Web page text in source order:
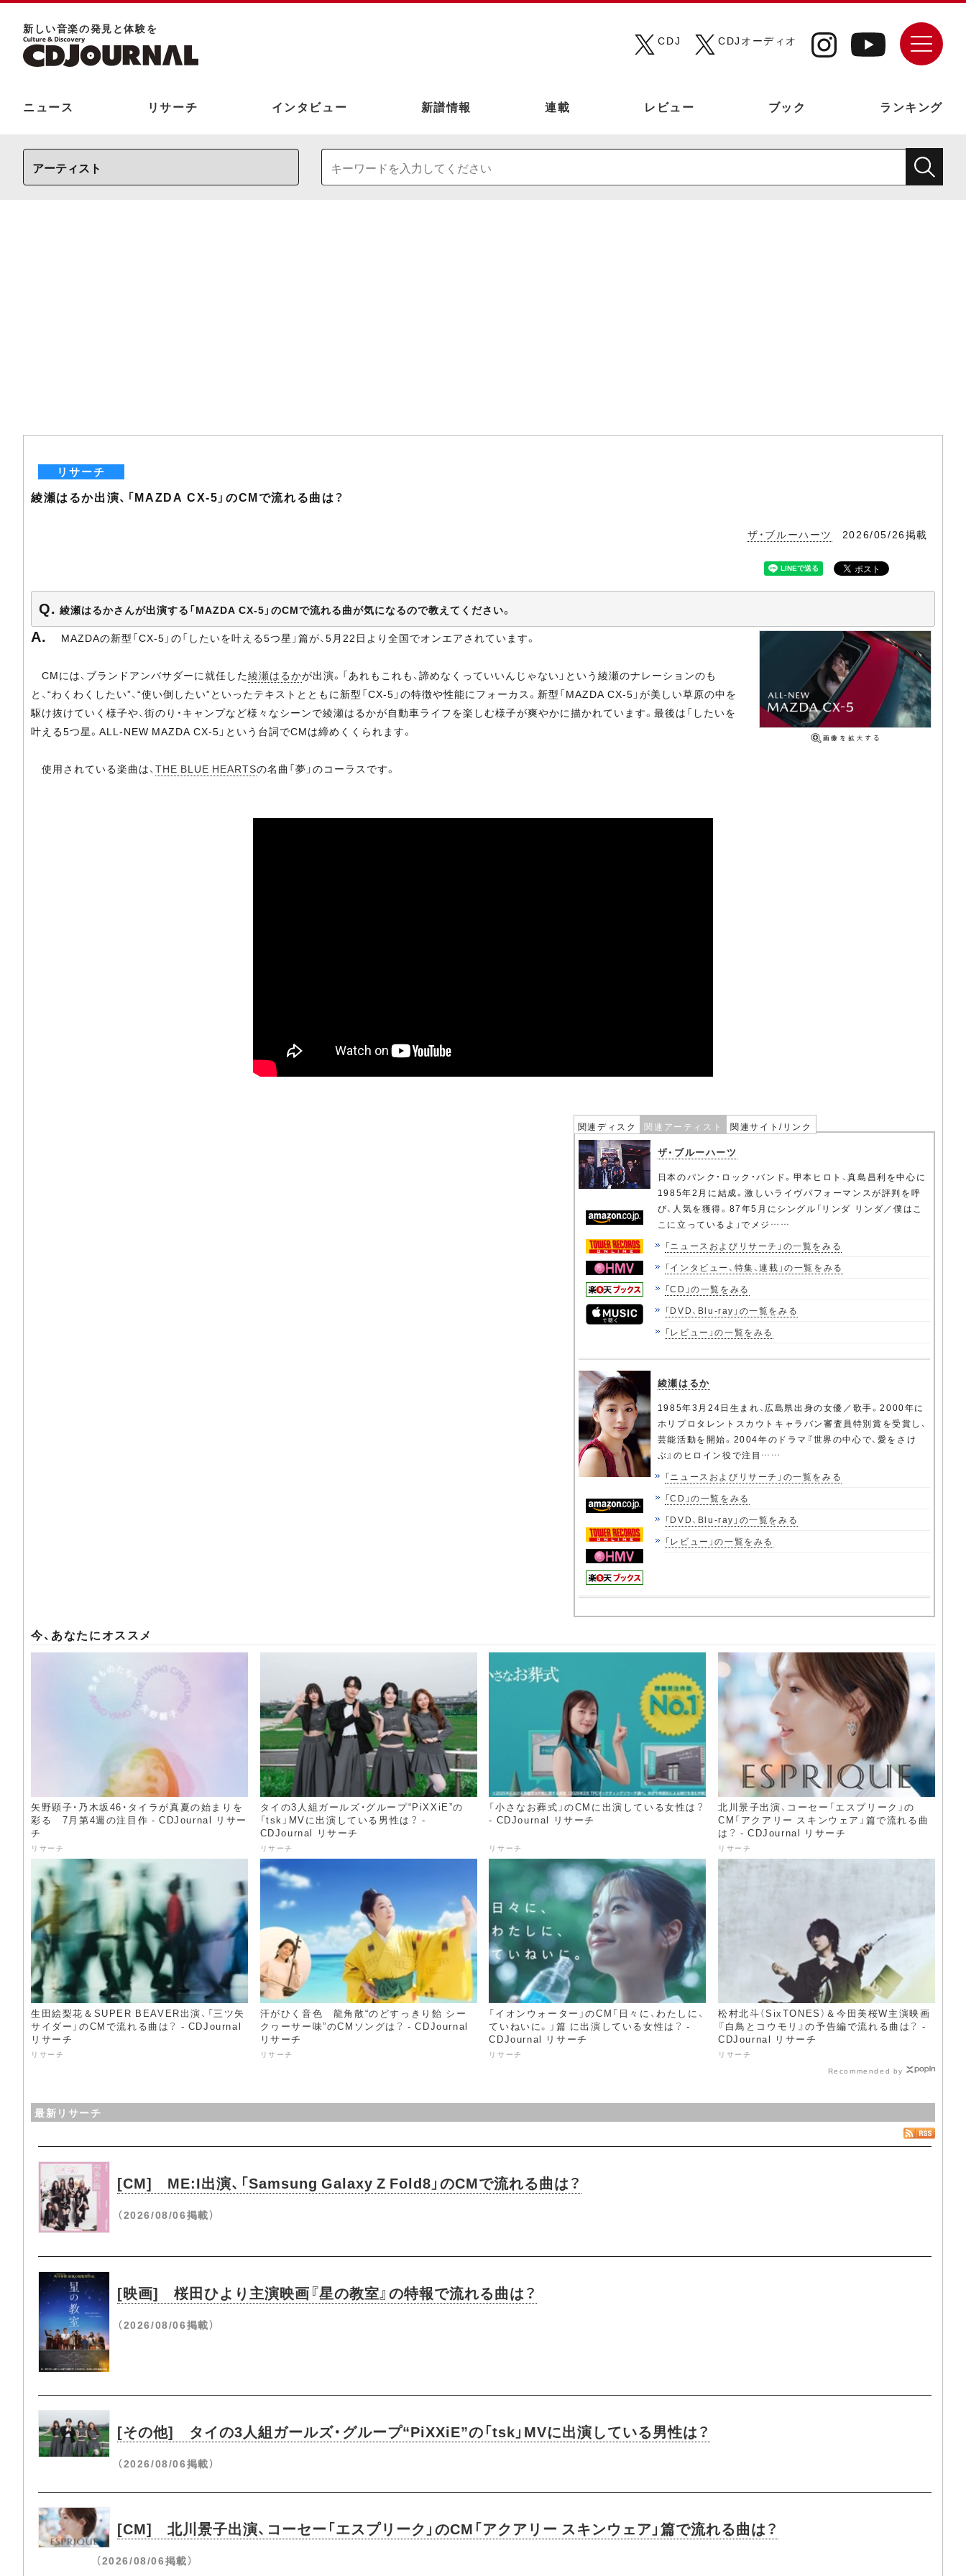
新しい⾳楽の発⾒と体験を
CDJ
CDJオーディオ
ニュース リサーチ インタビュー 新譜情報 連載 レビュー ブック ランキング
リサーチ
綾瀬はるか出演、「MAZDA CX-5」のCMで流れる曲は？
ザ・ブルーハーツ 2026/05/26掲載
綾瀬はるかさんが出演する「MAZDA CX-5」のCMで流れる曲が気になるので教えてください。
MAZDAの新型「CX-5」の「したいを叶える5つ星」篇が、5月22日より全国でオンエアされています。
CMには、ブランドアンバサダーに就任した綾瀬はるかが出演。「あれもこれも、諦めなくっていいんじゃない」という綾瀬のナレーションのも
と、“わくわくしたい”、“使い倒したい”といったテキストとともに新型「CX-5」の特徴や性能にフォーカス。新型「MAZDA CX-5」が美しい草原の中を
駆け抜けていく様子や、街のり・キャンプなど様々なシーンで綾瀬はるかが自動車ライフを楽しむ様子が爽やかに描かれています。最後は「したいを
叶える5つ星。ALL-NEW MAZDA CX-5」という台詞でCMは締めくくられます。
使用されている楽曲は、THE BLUE HEARTSの名曲「夢」のコーラスです。
関連ディスク 関連アーティスト 関連サイト/リンク
ザ・ブルーハーツ
日本のパンク・ロック・バンド。甲本ヒロト、真島昌利を中心に
1985年2月に結成。激しいライヴパフォーマンスが評判を呼
び、人気を獲得。87年5月にシングル「リンダ リンダ／僕はこ
こに立っているよ」でメジ……
「ニュースおよびリサーチ」の一覧をみる
「インタビュー、特集、連載」の一覧をみる
「CD」の一覧をみる
「DVD、Blu-ray」の一覧をみる
「レビュー」の一覧をみる
綾瀬はるか
1985年3月24日生まれ、広島県出身の女優／歌手。2000年に
ホリプロタレントスカウトキャラバン審査員特別賞を受賞し、
芸能活動を開始。2004年のドラマ『世界の中心で、愛をさけ
ぶ』のヒロイン役で注目……
「ニュースおよびリサーチ」の一覧をみる
「CD」の一覧をみる
「DVD、Blu-ray」の一覧をみる
「レビュー」の一覧をみる
今、あなたにオススメ
矢野顕子・乃木坂46・タイラが真夏の始まりを
彩る 7月第4週の注目作 - CDJournal リサー
チ
リサーチ
タイの3人組ガールズ・グループ“PiXXiE”の
「tsk」MVに出演している男性は？ -
CDJournal リサーチ
リサーチ
「小さなお葬式」のCMに出演している女性は？
- CDJournal リサーチ
リサーチ
北川景子出演、コーセー「エスプリーク」の
CM「アクアリー スキンウェア」篇で流れる曲
は？ - CDJournal リサーチ
リサーチ
生田絵梨花＆SUPER BEAVER出演、「三ツ矢
サイダー」のCMで流れる曲は？ - CDJournal
リサーチ
リサーチ
汗がひく音色 龍角散“のどすっきり飴 シー
クヮーサー味”のCMソングは？ - CDJournal
リサーチ
リサーチ
「イオンウォーター」のCM「日々に、わたしに、
ていねいに。」篇 に出演している女性は？ -
CDJournal リサーチ
リサーチ
松村北斗（SixTONES）＆今田美桜W主演映画
『白鳥とコウモリ』の予告編で流れる曲は？ -
CDJournal リサーチ
リサーチ
Recommended by
最新リサーチ
[CM] ME:I出演、「Samsung Galaxy Z Fold8」のCMで流れる曲は？
（2026/08/06掲載）
[映画] 桜田ひより主演映画『星の教室』の特報で流れる曲は？
（2026/08/06掲載）
[その他] タイの3人組ガールズ・グループ“PiXXiE”の「tsk」MVに出演している男性は？
（2026/08/06掲載）
[CM] 北川景子出演、コーセー「エスプリーク」のCM「アクアリー スキンウェア」篇で流れる曲は？
（2026/08/06掲載）